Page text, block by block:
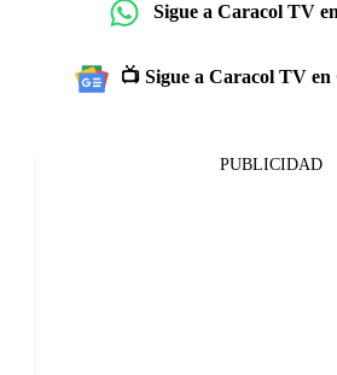
Sigue a Caracol TV
📺 Sigue a Caracol TV en
PUBLICIDAD